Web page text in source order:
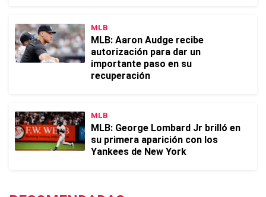
MLB
MLB: Aaron Audge recibe
autorización para dar un
importante paso en su
recuperación
MLB
MLB: George Lombard Jr brilló en
su primera aparición con los
Yankees de New York